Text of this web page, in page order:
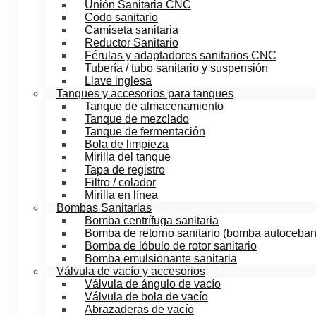
Unión Sanitaria CNC
Codo sanitario
Camiseta sanitaria
Reductor Sanitario
Férulas y adaptadores sanitarios CNC
Tubería / tubo sanitario y suspensión
Llave inglesa
Tanques y accesorios para tanques
Tanque de almacenamiento
Tanque de mezclado
Tanque de fermentación
Bola de limpieza
Mirilla del tanque
Tapa de registro
Filtro / colador
Mirilla en línea
Bombas Sanitarias
Bomba centrífuga sanitaria
Bomba de retorno sanitario (bomba
Bomba de lóbulo de rotor sanitario
Bomba emulsionante sanitaria
Válvula de vacío y accesorios
Válvula de ángulo de vacío
Válvula de bola de vacío
Abrazaderas de vacío